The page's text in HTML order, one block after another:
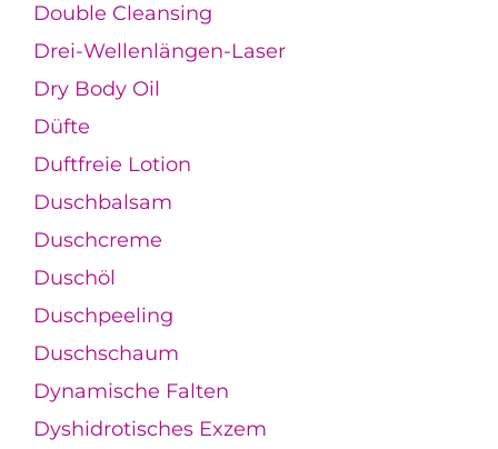
Double Cleansing
Drei-Wellenlängen-Laser
Dry Body Oil
Düfte
Duftfreie Lotion
Duschbalsam
Duschcreme
Duschöl
Duschpeeling
Duschschaum
Dynamische Falten
Dyshidrotisches Exzem